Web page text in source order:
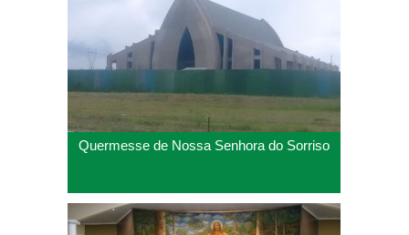
Quermesse de Nossa Senhora do Sorriso